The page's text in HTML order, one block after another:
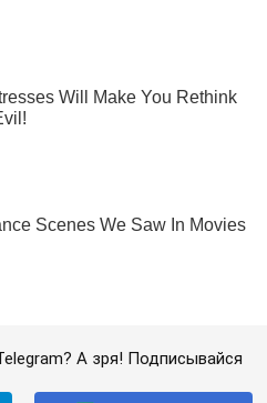
А зря! Подписывайся